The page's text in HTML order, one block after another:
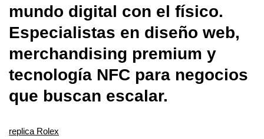
mundo digital con el físico.
Especialistas en diseño web,
merchandising premium y
tecnología NFC para negocios
que buscan escalar.
replica Rolex